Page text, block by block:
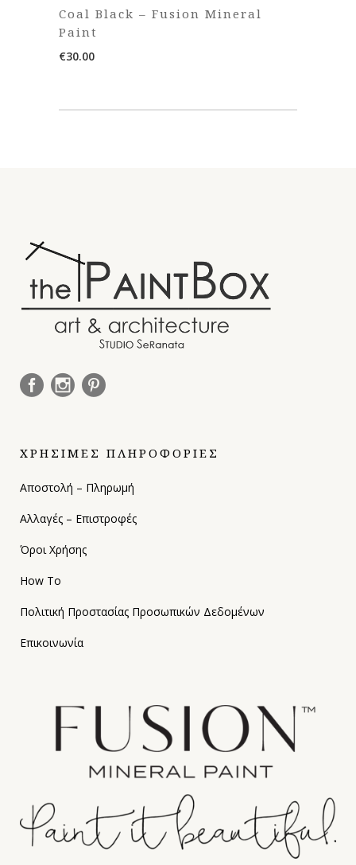
Coal Black – Fusion Mineral
Paint
€30.00
ΧΡΗΣΙΜΕΣ ΠΛΗΡΟΦΟΡΙΕΣ
Αποστολή – Πληρωμή
Αλλαγές – Επιστροφές
Όροι Χρήσης
How To
Πολιτική Προστασίας Προσωπικών Δεδομένων
Επικοινωνία